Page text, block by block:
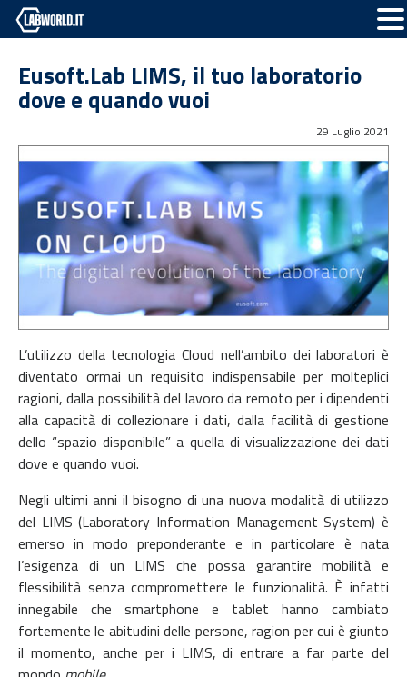
Eusoft.Lab LIMS, il tuo laboratorio
dove e quando vuoi
29 Luglio 2021
L’utilizzo della tecnologia Cloud nell’ambito dei laboratori è
diventato ormai un requisito indispensabile per molteplici
ragioni, dalla possibilità del lavoro da remoto per i dipendenti
alla capacità di collezionare i dati, dalla facilità di gestione
dello “spazio disponibile” a quella di visualizzazione dei dati
dove e quando vuoi.
Negli ultimi anni il bisogno di una nuova modalità di utilizzo
del LIMS (Laboratory Information Management System) è
emerso in modo preponderante e in particolare è nata
l’esigenza di un LIMS che possa garantire mobilità e
flessibilità senza compromettere le funzionalità. È infatti
innegabile che smartphone e tablet hanno cambiato
fortemente le abitudini delle persone, ragion per cui è giunto
il momento, anche per i LIMS, di entrare a far parte del